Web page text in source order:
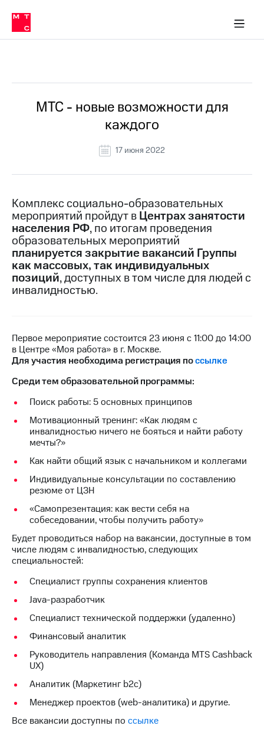
Медиа-центр
и акционерам
Устойчивое развитие
Комплаенс и деловая этика
компании
Карьера
История
Руководство
Контакты
Медиа-центр
Пресс-
релизы
МТС
о технологиях
Интервью
Финансовая
отчетность
Контакты
Пригласить
спикера
Корпоративное
управление
Корпоративный
секретарь
Раскрытие
Информация
акционерам
Документы
"МТС"
Собрания
Личный
кабинет
акционера
Акционерный
Контроль
и
аудит
Рынок
акций
в МТС
Пресс-
релизы
о технологиях
МТС - новые возможности для
каждого
17 июня 2022
Комплекс социально-образовательных
мероприятий пройдут вЦентрах занятости
населения РФ, по итогам проведения
образовательных мероприятий
планируется закрытие вакансий Группы
как массовых, так индивидуальных
позиций, доступных в том числе для людей с
инвалидностью.
Первое мероприятие состоится 23 июня с 11:00 до 14:00
в Центре «Моя работа» в г. Москве.
Для участия необходима регистрация поссылке
Среди тем образовательной программы:
Поиск работы: 5 основных принципов
Мотивационный тренинг: «Как людям с
инвалидностью ничего не бояться и найти работу
мечты?»
Как найти общий язык с начальником и коллегами
Индивидуальные консультации по составлению
резюме от ЦЗН
«Самопрезентация: как вести себя на
собеседовании, чтобы получить работу»
Будет проводиться набор на вакансии, доступные в том
числе людям с инвалидностью, следующих
специальностей:
Специалист группы сохранения клиентов
Java-разработчик
Специалист технической поддержки (удаленно)
Финансовый аналитик
Руководитель направления (Команда MTS Cashback
UX)
Аналитик (Маркетинг b2c)
Менеджер проектов (web-аналитика) и другие.
Все вакансии доступны по ссылке